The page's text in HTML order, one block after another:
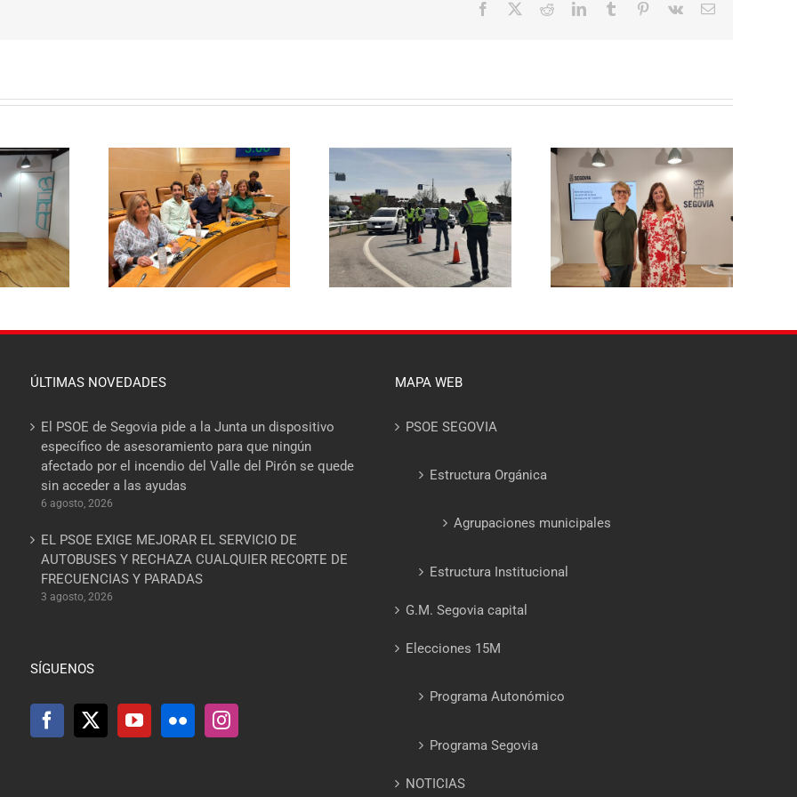
Facebook RedditLinkedInTumblr Pinterest
Vk
Correo
rebajar un 20%
basuras y
el mayor
fiscal soportado
segovianas
El PSOE pide
responsabilidades políticas
al PP tras las diligencias
abiertas a la alcaldesa de La
Lastrilla por un presunto
incidente con la Guardia Civil
El PSOE propone reducir un
20 % la tasa de basuras para
las viviendas habituales y
hacerla más justa para las
familias segovianas
El PSOE de Segovia pide a la
Junta un dispositivo
específico de asesoramiento
para que ningún afectado
por el incendio del Valle del
Pirón se quede sin acceder a
las ayudas
ÚLTIMAS NOVEDADES
El PSOE de Segovia pide a la Junta un dispositivo
específico de asesoramiento para que ningún
afectado por el incendio del Valle del Pirón se quede
sin acceder a las ayudas
6 agosto, 2026
EL PSOE EXIGE MEJORAR EL SERVICIO DE
AUTOBUSES Y RECHAZA CUALQUIER RECORTE DE
FRECUENCIAS Y PARADAS
3 agosto, 2026
SÍGUENOS
MAPA WEB
PSOE SEGOVIA
Estructura Orgánica
Agrupaciones municipales
Estructura Institucional
G.M. Segovia capital
Elecciones 15M
Programa Autonómico
Programa Segovia
NOTICIAS